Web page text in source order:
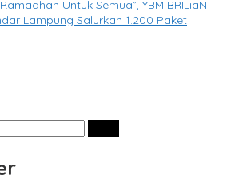
Untuk Semua”, YBM BRILiaN
Lampung Salurkan 1.200 Paket